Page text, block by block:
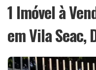
1 Imóvel à
em Vila Seac,